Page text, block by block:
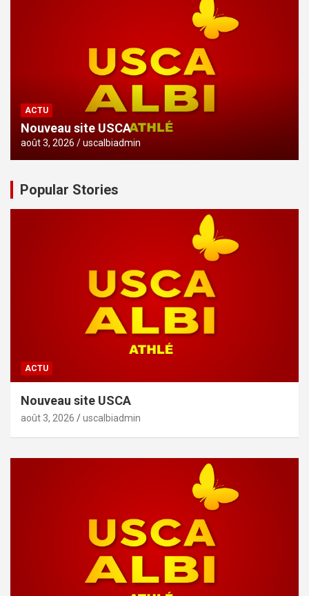
ACTU
Nouveau site USCA
août 3, 2026 uscalbiadmin
Popular Stories
ACTU
Nouveau site USCA
août 3, 2026 uscalbiadmin